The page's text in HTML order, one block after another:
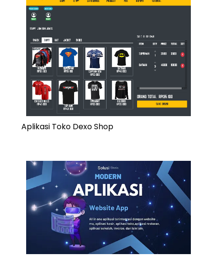
Aplikasi Toko Dexo Shop